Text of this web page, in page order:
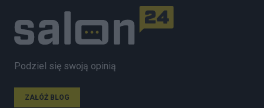
Podziel się swoją opinią
ZAŁÓŻ BLOG